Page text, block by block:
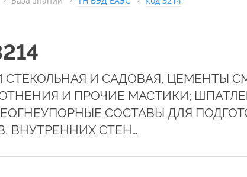
СТЕКОЛЬНАЯ И САДОВАЯ, ЦЕМЕНТЫ
И ПРОЧИЕ МАСТИКИ;
СОСТАВЫ ДЛЯ
ВНУТРЕННИХ СТЕН…